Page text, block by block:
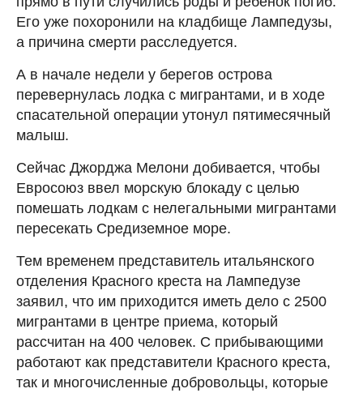
Его уже похоронили на кладбище Лампедузы,
а причина смерти расследуется.
А в начале недели у берегов острова
перевернулась лодка с мигрантами, и в ходе
спасательной операции утонул пятимесячный
малыш.
Сейчас Джорджа Мелони добивается, чтобы
Евросоюз ввел морскую блокаду с целью
помешать лодкам с нелегальными мигрантами
пересекать Средиземное море.
Тем временем представитель итальянского
отделения Красного креста на Лампедузе
заявил, что им приходится иметь дело с 2500
мигрантами в центре приема, который
рассчитан на 400 человек. С прибывающими
работают как представители Красного креста,
так и многочисленные добровольцы, которые